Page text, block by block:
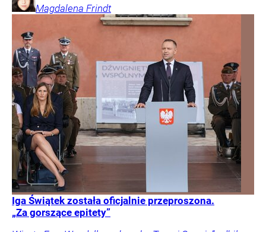
Magdalena Frindt
Iga Świątek została oficjalnie przeproszona.
„Za gorszące epitety”